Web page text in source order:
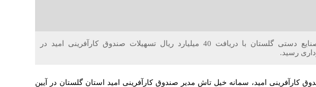
خلاقیت : بزرگترین خانه صنایع دستی گلستان با دریافت 40 میلیارد ریال تسهیلات صندوق کارآفرینی امید در
رسید.
کارآفرینی امید، سمانه خیل تاش مدیر صندوق کارآفرینی امید استان گلستان در آیین